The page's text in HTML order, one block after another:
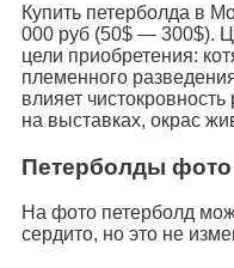
Купить петерболда в
000 руб (50$ — 300$).
цели приобретения:
племенного
влияет
на выставках, окрас
Петерболды фото
На фото петерболд
сердито, но это не